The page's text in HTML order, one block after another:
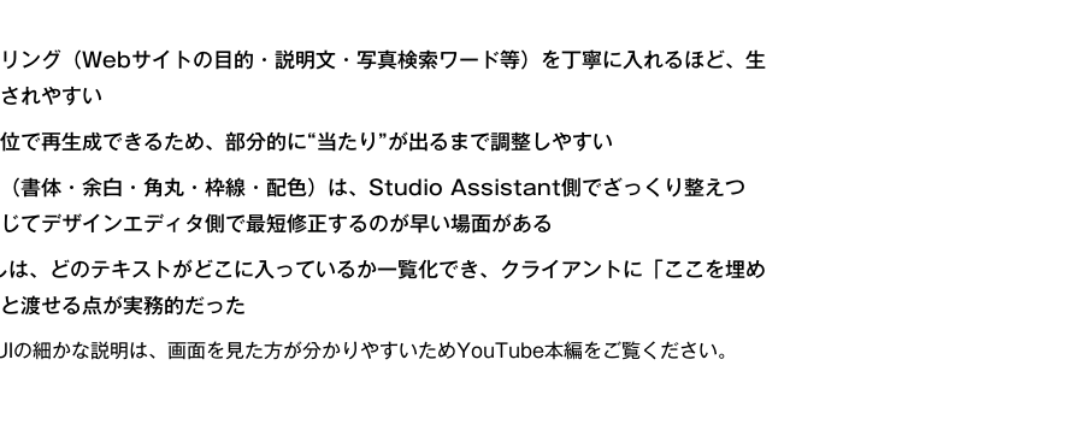
ング（Webサイトの目的・説明文・写真検索ワード等）を丁寧に入れるほど、生
れやすい
で再生成できるため、部分的に“当たり”が出るまで調整しやすい
書体・余白・角丸・枠線・配色）は、Studio Assistant側でざっくり整えつ
てデザインエディタ側で最短修正するのが早い場面がある
、どのテキストがどこに入っているか一覧化でき、クライアントに「ここを埋め
渡せる点が実務的だった
細かな説明は、画面を見た方が分かりやすいためYouTube本編をご覧ください。